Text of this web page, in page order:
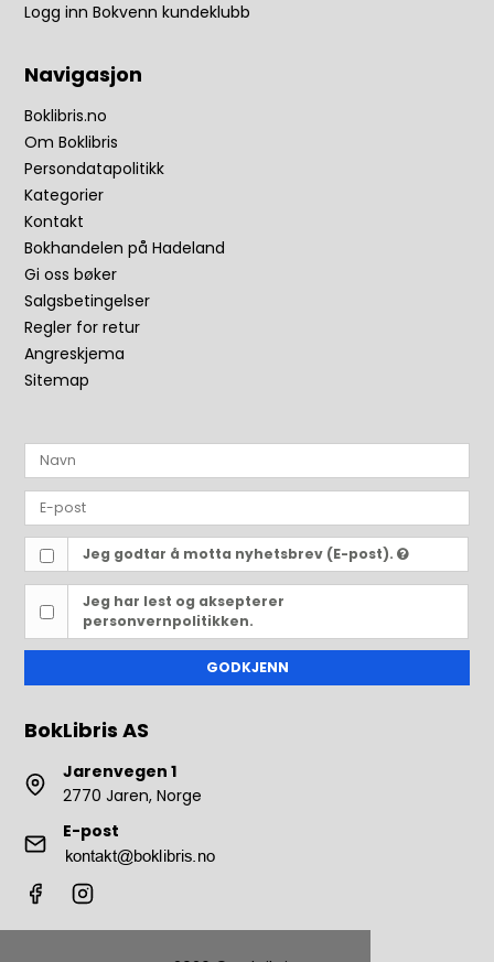
Logg inn Bokvenn kundeklubb
Navigasjon
Boklibris.no
Om Boklibris
Persondatapolitikk
Kategorier
Kontakt
Bokhandelen på Hadeland
Gi oss bøker
Salgsbetingelser
Regler for retur
Angreskjema
Sitemap
Jeg godtar å motta nyhetsbrev (E-post).
Jeg har lest og aksepterer
personvernpolitikken.
GODKJENN
BokLibris AS
Jarenvegen 1
2770 Jaren, Norge
E-post